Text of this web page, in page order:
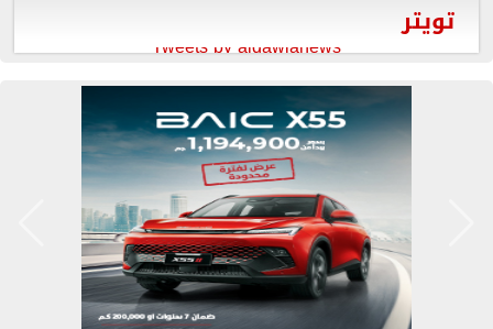
تويتر
Tweets by aldawlanews